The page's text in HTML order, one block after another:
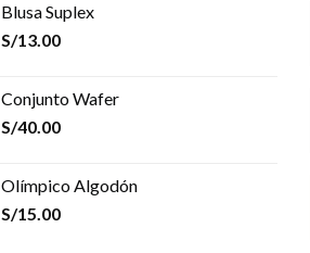
Blusa Suplex
S/13.00
Conjunto Wafer
S/40.00
Olímpico Algodón
S/15.00